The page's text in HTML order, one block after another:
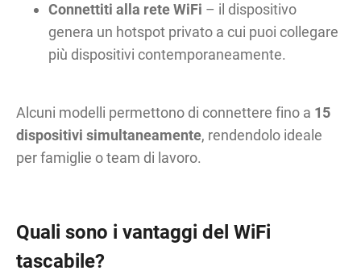
Connettiti alla rete WiFi – il dispositivo
genera un hotspot privato a cui puoi collegare
più dispositivi contemporaneamente.
Alcuni modelli permettono di connettere fino a 15
dispositivi simultaneamente, rendendolo ideale
per famiglie o team di lavoro.
Quali sono i vantaggi del WiFi
tascabile?